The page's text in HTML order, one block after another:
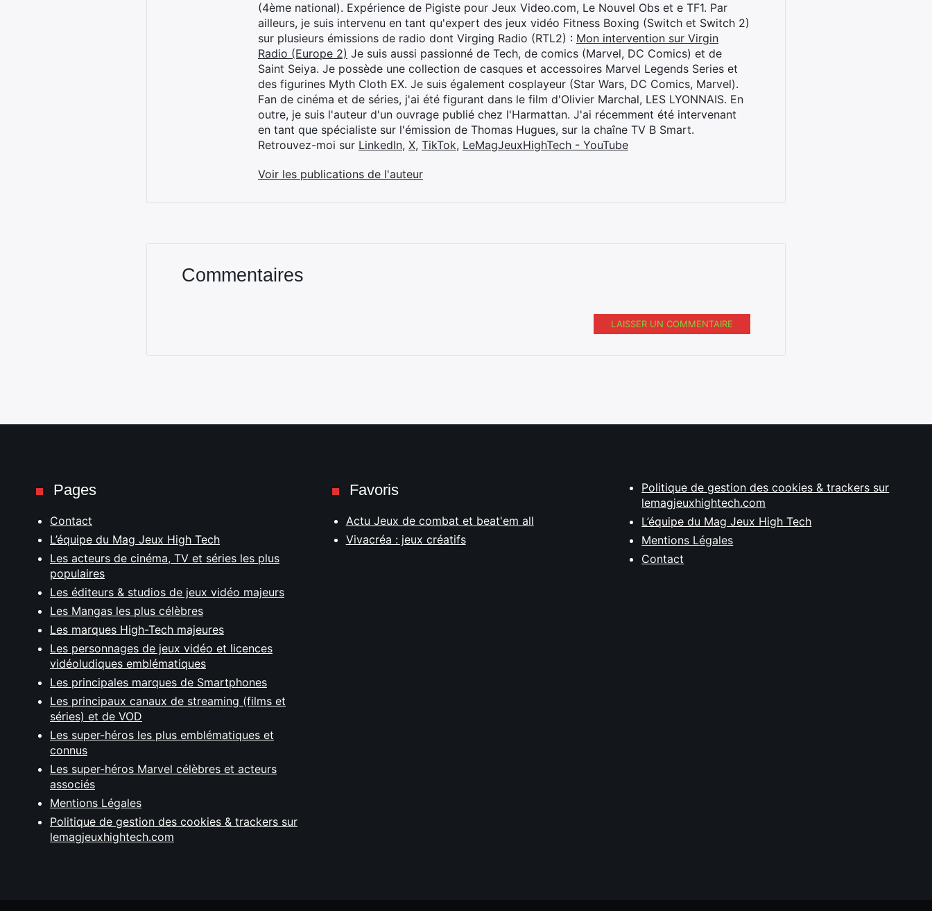
(4ème national). Expérience de Pigiste pour Jeux Video.com, Le Nouvel Obs et e TF1. Par
ailleurs, je suis intervenu en tant qu'expert des jeux vidéo Fitness Boxing (Switch et Switch 2)
sur plusieurs émissions de radio dont Virging Radio (RTL2) : Mon intervention sur Virgin
Radio (Europe 2) Je suis aussi passionné de Tech, de comics (Marvel, DC Comics) et de
Saint Seiya. Je possède une collection de casques et accessoires Marvel Legends Series et
des figurines Myth Cloth EX. Je suis également cosplayeur (Star Wars, DC Comics, Marvel).
Fan de cinéma et de séries, j'ai été figurant dans le film d'Olivier Marchal, LES LYONNAIS. En
outre, je suis l'auteur d'un ouvrage publié chez l'Harmattan. J'ai récemment été intervenant
en tant que spécialiste sur l'émission de Thomas Hugues, sur la chaîne TV B Smart.
Retrouvez-moi sur LinkedIn, X, TikTok, LeMagJeuxHighTech - YouTube
Voir les publications de l'auteur
Commentaires
LAISSER UN COMMENTAIRE
Pages
Contact
L’équipe du Mag Jeux High Tech
Les acteurs de cinéma, TV et séries les plus
populaires
Les éditeurs & studios de jeux vidéo majeurs
Les Mangas les plus célèbres
Les marques High-Tech majeures
Les personnages de jeux vidéo et licences
vidéoludiques emblématiques
Les principales marques de Smartphones
Les principaux canaux de streaming (films et
séries) et de VOD
Les super-héros les plus emblématiques et
connus
Les super-héros Marvel célèbres et acteurs
associés
Mentions Légales
Politique de gestion des cookies & trackers sur
lemagjeuxhightech.com
Favoris
Actu Jeux de combat et beat'em all
Vivacréa : jeux créatifs
Politique de gestion des cookies & trackers sur
lemagjeuxhightech.com
L’équipe du Mag Jeux High Tech
Mentions Légales
Contact